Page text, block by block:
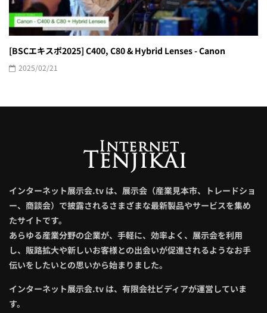
[BSCエキスポ2025] C400, C80 & Hybrid Lenses - Canon
2025/02/21
インターネット展示会.tv は、展示会（産業見本市、トレードショ
ー、商談会）で披露されるさまざまな最新製品やサービスを集め
たサイトです。
あらゆる産業分野の企業が、手軽に、効率よく、展示会を利用
し、販路拡大や新しいお客様との出会いが促進されるようなお手
伝いをしたいとの思いから始まりました。
インターネット展示会.tv は、有限会社ビディアが運営していま
す。